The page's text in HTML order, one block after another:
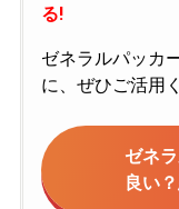
る!
ゼネラルパッカ
に、ぜひご活用
ゼネ
良い